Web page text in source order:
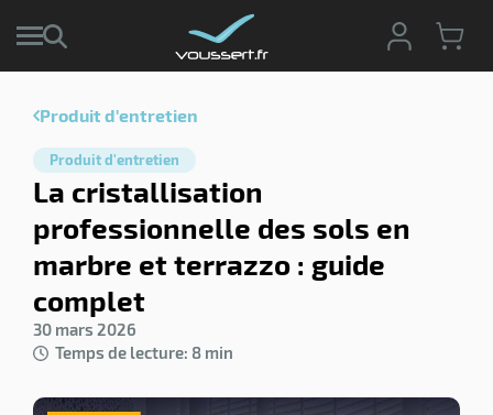
Produit d'entretien
Produit d'entretien
La cristallisation
professionnelle des sols en
marbre et terrazzo : guide
complet
30 mars 2026
Temps de lecture: 8 min